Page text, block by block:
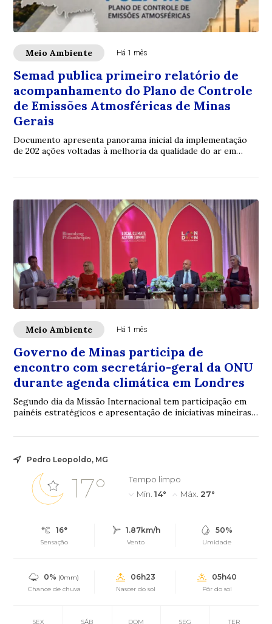
Meio Ambiente Há 1 mês
Semad publica primeiro relatório de
acompanhamento do Plano de Controle
de Emissões Atmosféricas de Minas
Gerais
Documento apresenta panorama inicial da implementação
de 202 ações voltadas à melhoria da qualidade do ar em
Meio Ambiente Há 1 mês
Governo de Minas participa de
encontro com secretário-geral da ONU
durante agenda climática em Londres
Segundo dia da Missão Internacional tem participação em
painéis estratégicos e apresentação de iniciativas mineiras
Pedro Leopoldo, MG
17°
Tempo limpo
Mín. 14° Máx. 27°
16°
Sensação
1.87km/h
Vento
50%
Umidade
0% (0mm)
Chance de chuva
06h23
Nascer do sol
05h40
Pôr do sol
SEX SÁB DOM SEG TER